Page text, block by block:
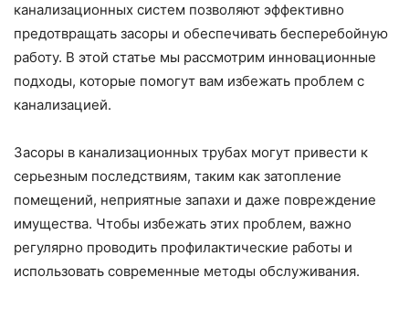
канализационных систем позволяют эффективно
предотвращать засоры и обеспечивать бесперебойную
работу. В этой статье мы рассмотрим инновационные
подходы, которые помогут вам избежать проблем с
канализацией.
Засоры в канализационных трубах могут привести к
серьезным последствиям, таким как затопление
помещений, неприятные запахи и даже повреждение
имущества. Чтобы избежать этих проблем, важно
регулярно проводить профилактические работы и
использовать современные методы обслуживания.